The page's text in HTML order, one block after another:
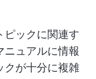
ピックに関連す
ニュアルに情報
クが十分に複雑